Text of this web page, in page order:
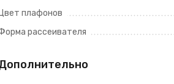
Цвет плафонов
рассеивателя